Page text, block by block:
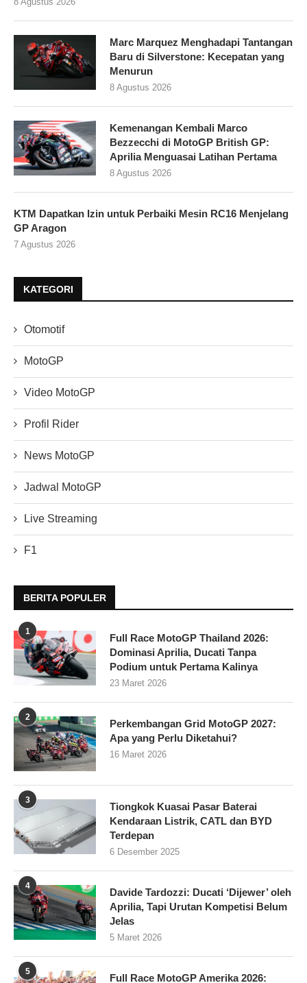
Marc Marquez Menghadapi Tantangan
Baru di Silverstone: Kecepatan yang
Menurun
8 Agustus 2026
Kemenangan Kembali Marco
Bezzecchi di MotoGP British GP:
Aprilia Menguasai Latihan Pertama
8 Agustus 2026
KTM Dapatkan Izin untuk Perbaiki Mesin RC16 Menjelang
GP Aragon
7 Agustus 2026
KATEGORI
Otomotif
MotoGP
Video MotoGP
Profil Rider
News MotoGP
Jadwal MotoGP
Live Streaming
F1
BERITA POPULER
1
Full Race MotoGP Thailand 2026:
Dominasi Aprilia, Ducati Tanpa
Podium untuk Pertama Kalinya
23 Maret 2026
2
Perkembangan Grid MotoGP 2027:
Apa yang Perlu Diketahui?
16 Maret 2026
3
Tiongkok Kuasai Pasar Baterai
Kendaraan Listrik, CATL dan BYD
Terdepan
6 Desember 2025
4
Davide Tardozzi: Ducati ‘Dijewer’ oleh
Aprilia, Tapi Urutan Kompetisi Belum
Jelas
5 Maret 2026
5
Full Race MotoGP Amerika 2026: